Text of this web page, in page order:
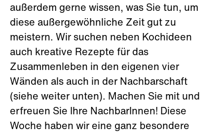
außerdem gerne wissen, was Sie tun, um
diese außergewöhnliche Zeit gut zu
meistern. Wir suchen neben Kochideen
auch kreative Rezepte für das
Zusammenleben in den eigenen vier
Wänden als auch in der Nachbarschaft
(siehe weiter unten). Machen Sie mit und
erfreuen Sie Ihre NachbarInnen! Diese
Woche haben wir eine ganz besondere